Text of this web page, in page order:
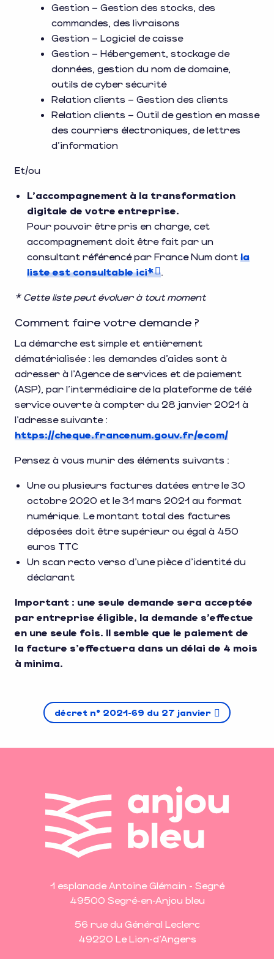
Gestion – Gestion des stocks, des
commandes, des livraisons
Gestion – Logiciel de caisse
Gestion – Hébergement, stockage de
données, gestion du nom de domaine,
outils de cyber sécurité
Relation clients – Gestion des clients
Relation clients – Outil de gestion en masse
des courriers électroniques, de lettres
d’information
Et/ou
L’accompagnement à la transformation
digitale de votre entreprise.
Pour pouvoir être pris en charge, cet
accompagnement doit être fait par un
consultant référencé par France Num dont la
liste est consultable ici*
.
* Cette liste peut évoluer à tout moment
Comment faire votre demande ?
La démarche est simple et entièrement
dématérialisée : les demandes d’aides sont à
adresser à l’Agence de services et de paiement
(ASP), par l’intermédiaire de la plateforme de télé
service ouverte à compter du 28 janvier 2021 à
l’adresse suivante :
https://cheque.francenum.gouv.fr/ecom/
Pensez à vous munir des éléments suivants :
Une ou plusieurs factures datées entre le 30
octobre 2020 et le 31 mars 2021 au format
numérique. Le montant total des factures
déposées doit être supérieur ou égal à 450
euros TTC
Un scan recto verso d’une pièce d’identité du
déclarant
Important : une seule demande sera acceptée
par entreprise éligible, la demande s’effectue
en une seule fois. Il semble que le paiement de
la facture s’effectuera dans un délai de 4 mois
à minima.
décret n° 2021-69 du 27 janvier
1 esplanade Antoine Glémain - Segré
49500 Segré-en-Anjou bleu
56 rue du Général Leclerc
49220 Le Lion-d'Angers